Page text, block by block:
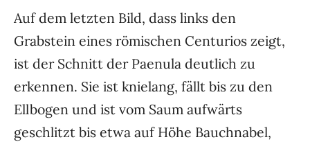
Auf dem letzten Bild, dass links den
Grabstein eines römischen Centurios zeigt,
ist der Schnitt der Paenula deutlich zu
erkennen. Sie ist knielang, fällt bis zu den
Ellbogen und ist vom Saum aufwärts
geschlitzt bis etwa auf Höhe Bauchnabel,